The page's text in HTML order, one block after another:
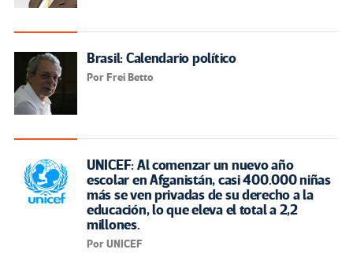
Brasil: Calendario político
Por Frei Betto
UNICEF: Al comenzar un nuevo año
escolar en Afganistán, casi 400.000 niñas
más se ven privadas de su derecho a la
educación, lo que eleva el total a 2,2
millones.
Por UNICEF